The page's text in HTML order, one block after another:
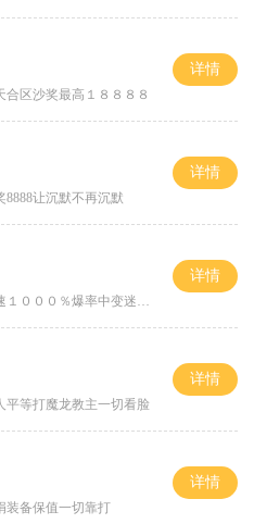
合区沙奖最高１８８８８
详情
8888让沉默不再沉默
详情
０００％爆率中变迷失单职
详情
平等打魔龙教主一切看脸
详情
装备保值一切靠打
详情